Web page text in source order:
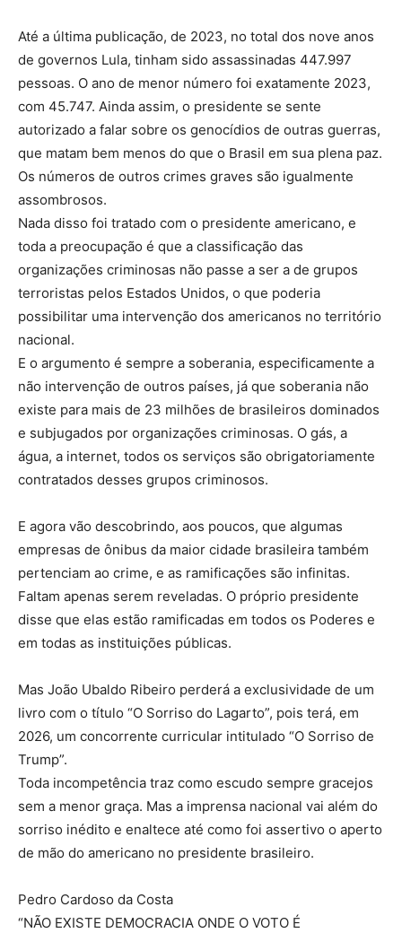
Até a última publicação, de 2023, no total dos nove anos
de governos Lula, tinham sido assassinadas 447.997
pessoas. O ano de menor número foi exatamente 2023,
com 45.747. Ainda assim, o presidente se sente
autorizado a falar sobre os genocídios de outras guerras,
que matam bem menos do que o Brasil em sua plena paz.
Os números de outros crimes graves são igualmente
assombrosos.
Nada disso foi tratado com o presidente americano, e
toda a preocupação é que a classificação das
organizações criminosas não passe a ser a de grupos
terroristas pelos Estados Unidos, o que poderia
possibilitar uma intervenção dos americanos no território
nacional.
E o argumento é sempre a soberania, especificamente a
não intervenção de outros países, já que soberania não
existe para mais de 23 milhões de brasileiros dominados
e subjugados por organizações criminosas. O gás, a
água, a internet, todos os serviços são obrigatoriamente
contratados desses grupos criminosos.
E agora vão descobrindo, aos poucos, que algumas
empresas de ônibus da maior cidade brasileira também
pertenciam ao crime, e as ramificações são infinitas.
Faltam apenas serem reveladas. O próprio presidente
disse que elas estão ramificadas em todos os Poderes e
em todas as instituições públicas.
Mas João Ubaldo Ribeiro perderá a exclusividade de um
livro com o título “O Sorriso do Lagarto”, pois terá, em
2026, um concorrente curricular intitulado “O Sorriso de
Trump”.
Toda incompetência traz como escudo sempre gracejos
sem a menor graça. Mas a imprensa nacional vai além do
sorriso inédito e enaltece até como foi assertivo o aperto
de mão do americano no presidente brasileiro.
Pedro Cardoso da Costa
“NÃO EXISTE DEMOCRACIA ONDE O VOTO É